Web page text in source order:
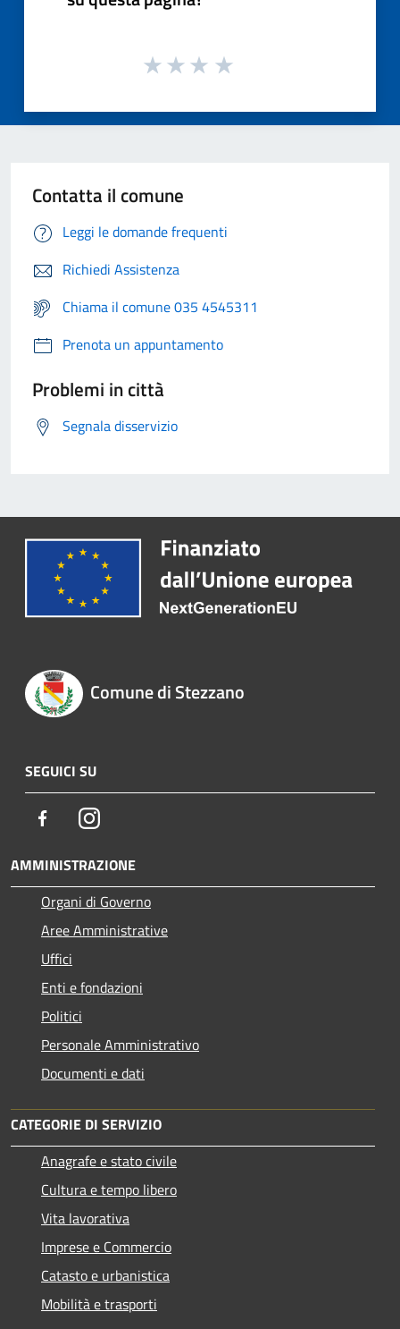
Contatta il comune
Leggi le domande frequenti
Richiedi Assistenza
Chiama il comune 035 4545311
Prenota un appuntamento
Problemi in città
Segnala disservizio
Comune di Stezzano
SEGUICI SU
FacebookInstagram
AMMINISTRAZIONE
Organi di Governo
Aree Amministrative
Uffici
Enti e fondazioni
Politici
Personale Amministrativo
Documenti e dati
CATEGORIE DI SERVIZIO
Anagrafe e stato civile
Cultura e tempo libero
Vita lavorativa
Imprese e Commercio
Catasto e urbanistica
Mobilità e trasporti